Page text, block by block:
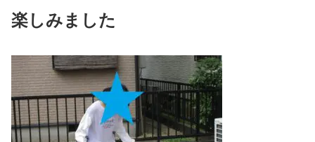
楽しみました